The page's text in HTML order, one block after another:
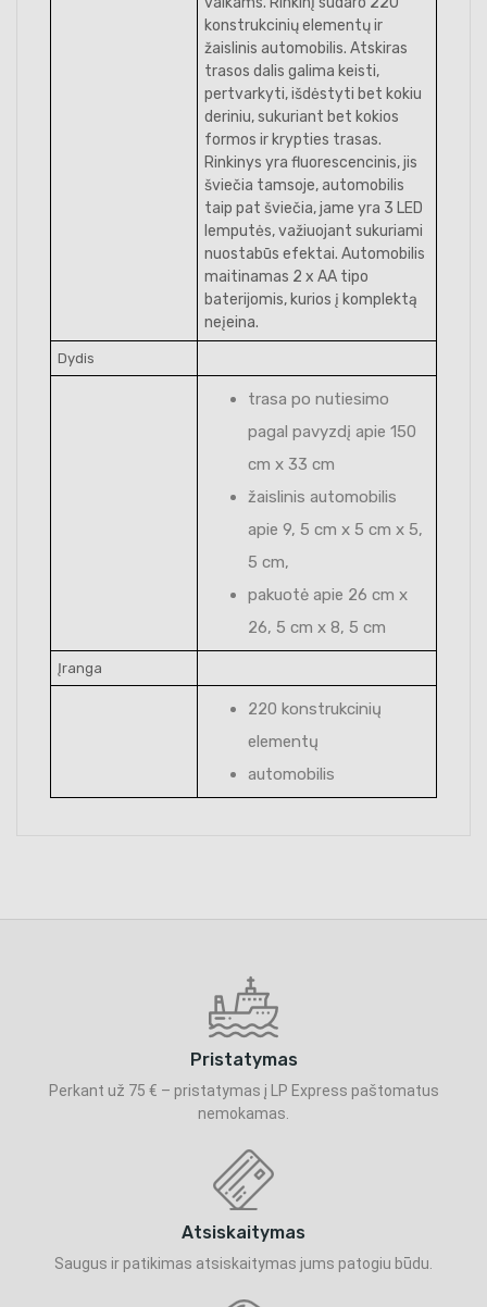
konstrukcinių elementų ir
žaislinis automobilis. Atskiras
trasos dalis galima keisti,
pertvarkyti, išdėstyti bet kokiu
deriniu, sukuriant bet kokios
formos ir krypties trasas.
Rinkinys yra fluorescencinis, jis
šviečia tamsoje, automobilis
taip pat šviečia, jame yra 3 LED
lemputės, važiuojant sukuriami
nuostabūs efektai. Automobilis
maitinamas 2 x AA tipo
baterijomis, kurios į komplektą
neįeina.
Dydis
trasa po nutiesimo
pagal pavyzdį apie 150
cm x 33 cm
žaislinis automobilis
apie 9, 5 cm x 5 cm x 5,
5 cm,
pakuotė apie 26 cm x
26, 5 cm x 8, 5 cm
Įranga
220 konstrukcinių
elementų
automobilis
Pristatymas
Perkant už 75 € – pristatymas į LP Express paštomatus
nemokamas.
Atsiskaitymas
Saugus ir patikimas atsiskaitymas jums patogiu būdu.